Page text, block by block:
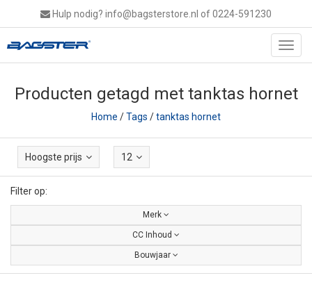
Hulp nodig? info@bagsterstore.nl of 0224-591230
Producten getagd met tanktas hornet
Home /Tags /tanktas hornet
Hoogste prijs 12
Filter op:
Merk
CC Inhoud
Bouwjaar